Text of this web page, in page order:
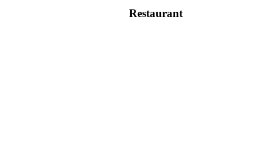
Restaurant